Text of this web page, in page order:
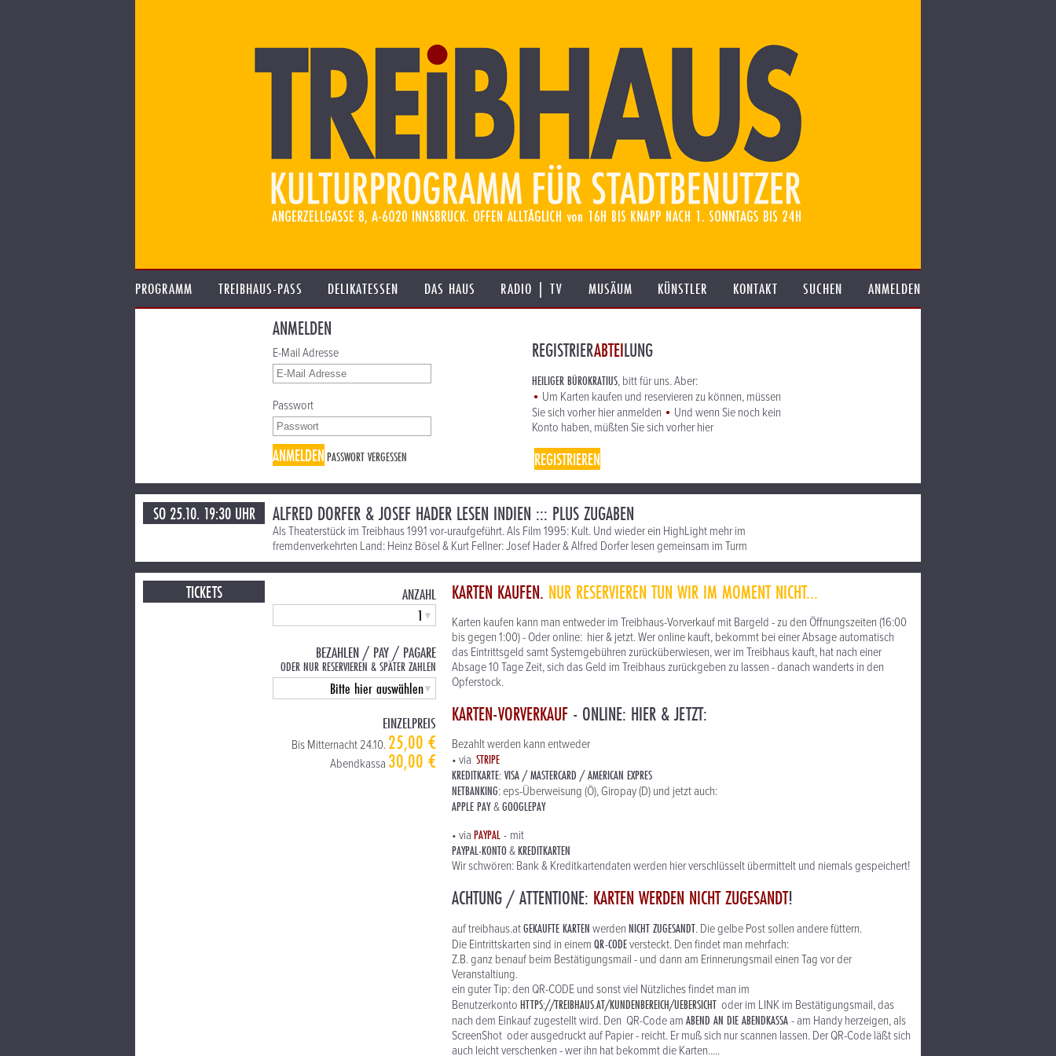
PROGRAMM TREIBHAUS-PASS DELIKATESSEN DAS HAUS RADIO | TV MUSÄUM KÜNSTLER KONTAKT SUCHEN ANMELDEN
ANMELDEN
E-Mail Adresse
Passwort
ANMELDENPASSWORT VERGESSEN
REGISTRIERABTEILUNG
HEILIGER BÜROKRATIUS, bitt für uns. Aber:
• Um Karten kaufen und reservieren zu können, müssen
Sie sich vorher hier anmelden • Und wenn Sie noch kein
Konto haben, müßten Sie sich vorher hier
REGISTRIEREN
SO 25.10. 19:30 UHR ALFRED DORFER & JOSEF HADER LESEN INDIEN ::: PLUS ZUGABEN
Als Theaterstück im Treibhaus 1991 vor-uraufgeführt. Als Film 1995: Kult. Und wieder ein HighLight mehr im
fremdenverkehrten Land: Heinz Bösel & Kurt Fellner: Josef Hader & Alfred Dorfer lesen gemeinsam im Turm
TICKETS ANZAHL
BEZAHLEN / PAY / PAGARE
ODER NUR RESERVIEREN & SPÄTER ZAHLEN
EINZELPREIS
Bis Mitternacht 24.10.25,00 €
Abendkassa 30,00 €
KARTEN KAUFEN. NUR RESERVIEREN TUN WIR IM MOMENT NICHT...
Karten kaufen kann man entweder im Treibhaus-Vorverkauf mit Bargeld - zu den Öffnungszeiten (16:00
bis gegen 1:00) - Oder online: hier & jetzt. Wer online kauft, bekommt bei einer Absage automatisch
das Eintrittsgeld samt Systemgebühren zurücküberwiesen, wer im Treibhaus kauft, hat nach einer
Absage 10 Tage Zeit, sich das Geld im Treibhaus zurückgeben zu lassen - danach wanderts in den
Opferstock.
KARTEN-VORVERKAUF - ONLINE: HIER & JETZT:
Bezahlt werden kann entweder
• viaSTRIPE
KREDITKARTE: VISA / MASTERCARD / AMERICAN EXPRES
NETBANKING: eps-Überweisung (Ö), Giropay (D) und jetzt auch:
APPLE PAY&GOOGLEPAY
• viaPAYPAL- mit
PAYPAL-KONTO&KREDITKARTEN
Wir schwören: Bank & Kreditkartendaten werden hier verschlüsselt übermittelt und niemals gespeichert!
ACHTUNG / ATTENTIONE: KARTEN WERDEN NICHT ZUGESANDT!
auf treibhaus.atGEKAUFTE KARTENwerdenNICHT ZUGESANDT. Die gelbe Post sollen andere füttern.
Die Eintrittskarten sind in einemQR-CODEversteckt. Den findet man mehrfach:
Z.B. ganz benauf beim Bestätigungsmail - und dann am Erinnerungsmail einen Tag vor der
Veranstaltiung.
ein guter Tip: den QR-CODE und sonst viel Nützliches findet man im
BenutzerkontoHTTPS://TREIBHAUS.AT/KUNDENBEREICH/UEBERSICHT oder im LINK im Bestätigungsmail, das
nach dem Einkauf zugestellt wird. Den QR-Code amABEND AN DIE ABENDKASSA- am Handy herzeigen, als
ScreenShot oder ausgedruckt auf Papier - reicht. Er muß sich nur scannen lassen. Der QR-Code läßt sich
auch leicht verschenken - wer ihn hat bekommt die Karten.....